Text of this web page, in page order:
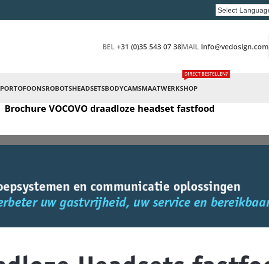
BEL +31 (0)35 543 07 38MAIL info@vedosign.com
PORTOFOONSROBOTSHEADSETSBODYCAMSMAATWERKSHOP
DIRECT BESTELLEN?
Brochure VOCOVO draadloze headset fastfood